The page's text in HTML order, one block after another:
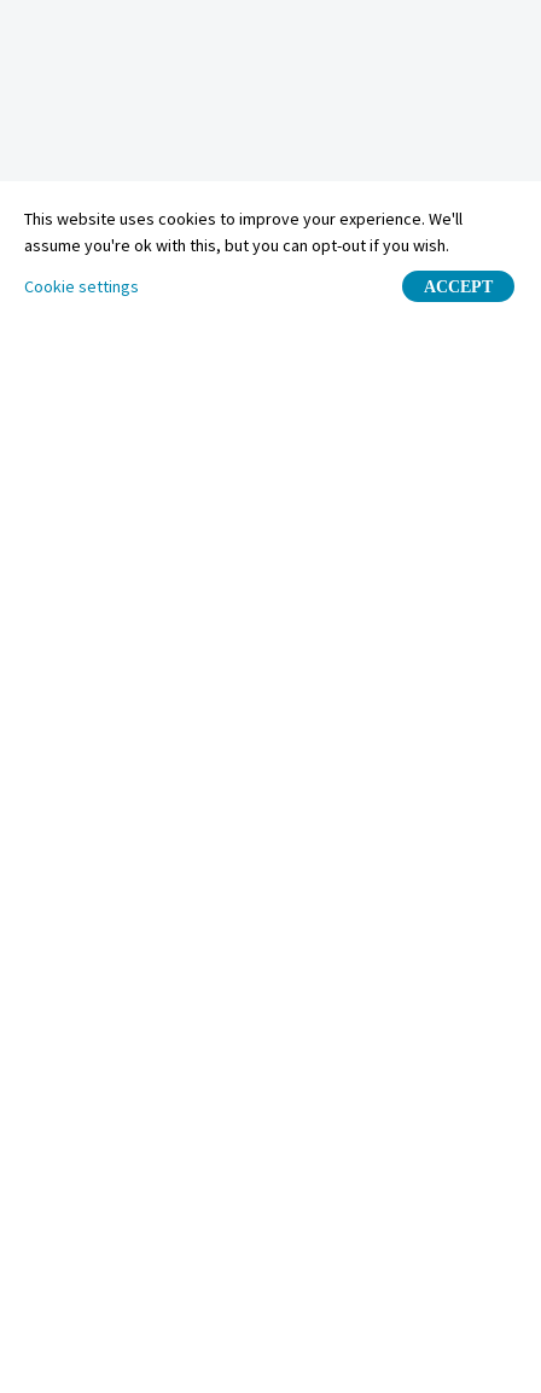
This website uses cookies to improve your experience. We'll
assume you're ok with this, but you can opt-out if you wish.
Cookie settings
ACCEPT